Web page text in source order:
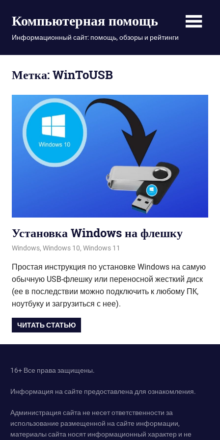
содержимому
Компьютерная помощь
Информационный сайт: помощь, обзоры и рейтинги
Метка: WinToUSB
Установка Windows на флешку
19.01.2022
admin
Windows, Windows 10, Windows 11
Простая инструкция по установке Windows на самую
обычную USB-флешку или переносной жесткий диск
(ее в последствии можно подключить к любому ПК,
ноутбуку и загрузиться с нее).
ЧИТАТЬ СТАТЬЮ
16+ Все права защищены.
Информация на сайте предоставлена для ознакомления.
Администрация сайта не несет ответственности за
использование размещенной на сайте информации,
материалы сайта носят информационный характер и не